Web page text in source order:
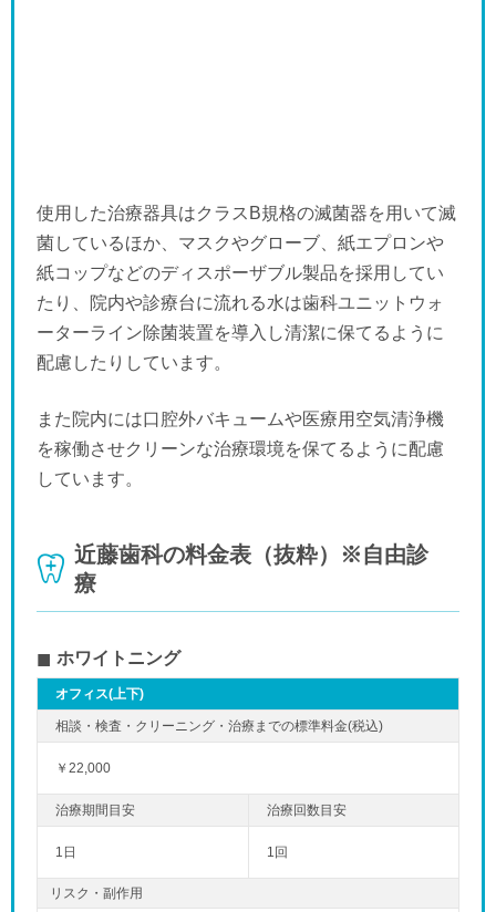
使用した治療器具はクラスB規格の滅菌器を用いて滅
菌しているほか、マスクやグローブ、紙エプロンや
紙コップなどのディスポーザブル製品を採用してい
たり、院内や診療台に流れる水は歯科ユニットウォ
ーターライン除菌装置を導入し清潔に保てるように
配慮したりしています。
また院内には口腔外バキュームや医療用空気清浄機
を稼働させクリーンな治療環境を保てるように配慮
しています。
近藤歯科の料金表（抜粋）※自由診
療
ホワイトニング
オフィス(上下)
￥22,000
1日 1回
リスク・副作用